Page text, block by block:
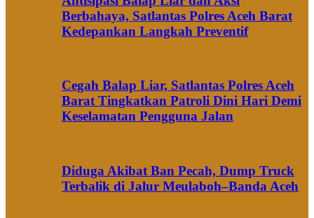
Berbahaya, Satlantas Polres Aceh Barat
Kedepankan Langkah Preventif
Cegah Balap Liar, Satlantas Polres Aceh
Barat Tingkatkan Patroli Dini Hari Demi
Keselamatan Pengguna Jalan
Diduga Akibat Ban Pecah, Dump Truck
Terbalik di Jalur Meulaboh–Banda Aceh